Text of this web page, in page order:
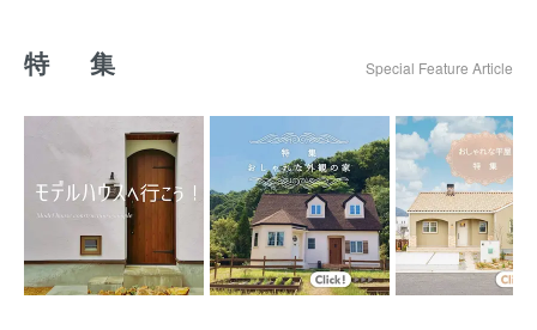
特 集 Special Feature Article